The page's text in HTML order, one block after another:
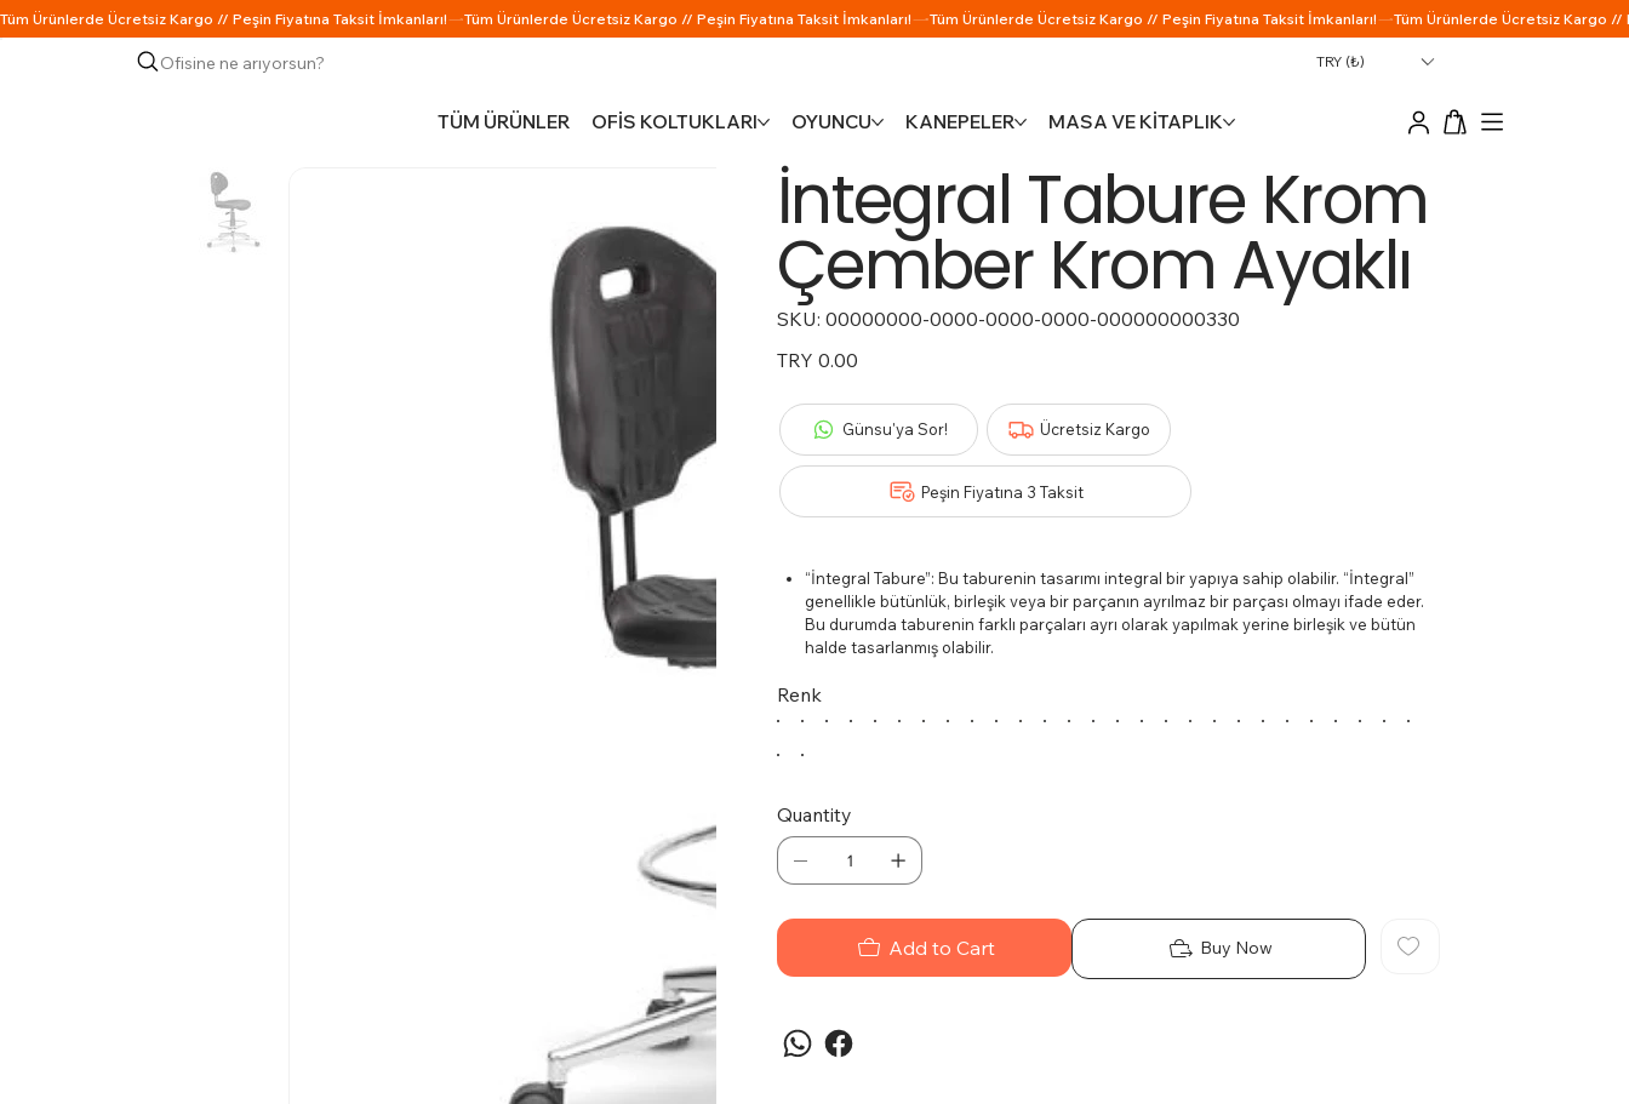
TÜM ÜRÜNLER OFİS KOLTUKLARI OYUNCU KANEPELER MASA VE KİTAPLIK
Ofisine ne arıyorsun? TRY (₺)
İntegral Tabure Krom
Çember Krom Ayaklı
SKU: SKU
00000000-
0000-
0000-
00000000-0000-0000-0000-000000000330
Price
TRY 0.00
Günsu'ya Sor!
Peşin Fiyatına 3 Taksit
Ücretsiz Kargo
“İntegral Tabure”: Bu taburenin tasarımı integral bir yapıya sahip olabilir. “İntegral”
genellikle bütünlük, birleşik veya bir parçanın ayrılmaz bir parçası olmayı ifade eder.
Bu durumda taburenin farklı parçaları ayrı olarak yapılmak yerine birleşik ve bütün
halde tasarlanmış olabilir.
belirtir. Çember genellikle taburenin alt kısmında bulunur ve dekoratif bir öğe olarak
tasarlanmış olabilir. Krom kaplama parlak ve şık bir görünüm sunabilir.
Renk
Quantity
Add to Cart Buy Now